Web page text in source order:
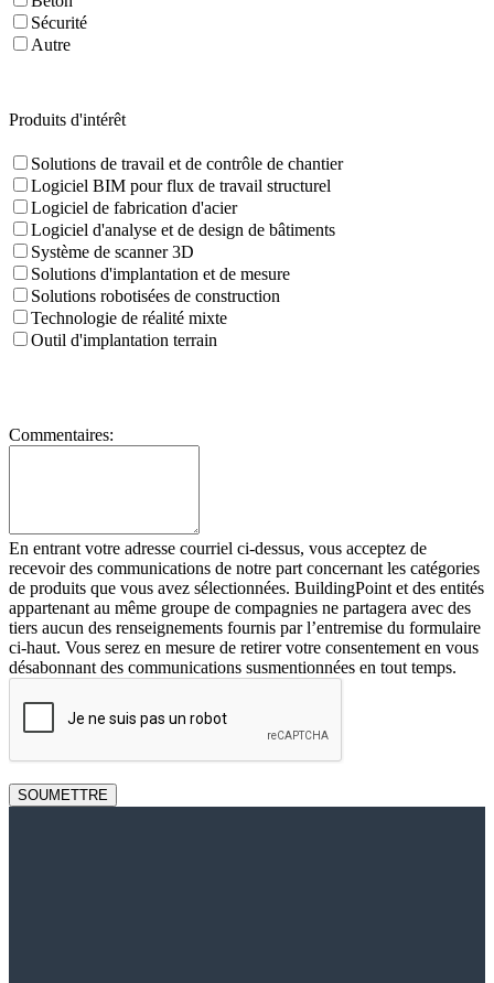
Sécurité
Autre
Produits d'intérêt
Solutions de travail et de contrôle de chantier
Logiciel BIM pour flux de travail structurel
Logiciel de fabrication d'acier
Logiciel d'analyse et de design de bâtiments
Système de scanner 3D
Solutions d'implantation et de mesure
Solutions robotisées de construction
Technologie de réalité mixte
Outil d'implantation terrain
Commentaires:
En entrant votre adresse courriel ci-dessus, vous acceptez de
recevoir des communications de notre part concernant les catégories
de produits que vous avez sélectionnées. BuildingPoint et des entités
appartenant au même groupe de compagnies ne partagera avec des
tiers aucun des renseignements fournis par l’entremise du formulaire
ci-haut. Vous serez en mesure de retirer votre consentement en vous
désabonnant des communications susmentionnées en tout temps.